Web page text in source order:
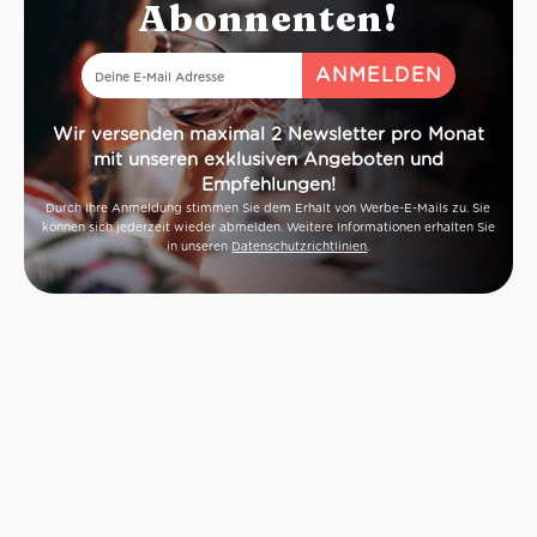
Abonnenten!
Wir versenden maximal 2 Newsletter pro Monat
mit unseren exklusiven Angeboten und
Empfehlungen!
Durch Ihre Anmeldung stimmen Sie dem Erhalt von Werbe-E-Mails zu. Sie
können sich jederzeit wieder abmelden. Weitere Informationen erhalten Sie
in unseren Datenschutzrichtlinien